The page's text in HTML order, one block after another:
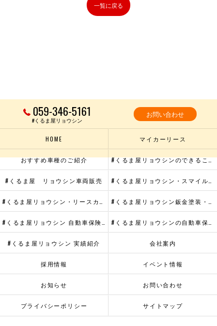
一覧に戻る
059-346-5161
#くるま屋リョウシン
お問い合わせ
HOME マイカーリース
おすすめ車種のご紹介 #くるま屋リョウシンのできること
#くるま屋 リョウシン車両販売
#くるま屋リョウシン 実績紹介 会社案内
採用情報 イベント情報
お知らせ お問い合わせ
プライバシーポリシー サイトマップ